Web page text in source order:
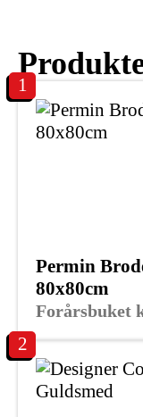
1
Forårsbuket
Permin
80x80cm
2